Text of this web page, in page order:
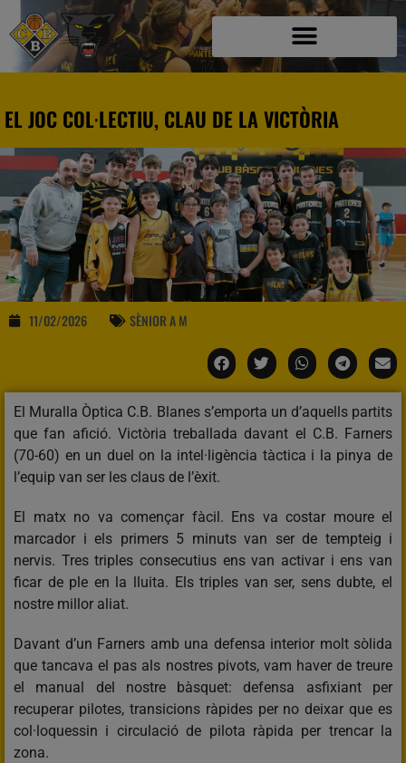
EL JOC COL·LECTIU, CLAU DE LA VICTÒRIA
11/02/2026 SÈNIOR A M
El Muralla Òptica C.B. Blanes s’emporta un d’aquells partits
que fan afició. Victòria treballada davant el C.B. Farners
(70-60) en un duel on la intel·ligència tàctica i la pinya de
l’equip van ser les claus de l’èxit.
El matx no va començar fàcil. Ens va costar moure el
marcador i els primers 5 minuts van ser de tempteig i
nervis. Tres triples consecutius ens van activar i ens van
ficar de ple en la lluita. Els triples van ser, sens dubte, el
nostre millor aliat.
Davant d’un Farners amb una defensa interior molt sòlida
que tancava el pas als nostres pivots, vam haver de treure
el manual del nostre bàsquet: defensa asfixiant per
recuperar pilotes, transicions ràpides per no deixar que es
col·loquessin i circulació de pilota ràpida per trencar la
zona.